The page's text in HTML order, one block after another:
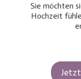
Sie möchten
Hochzeit